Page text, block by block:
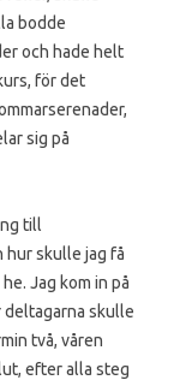
bodde
och hade helt
för det
sig på
till
hur skulle jag få
Jag kom in på
deltagarna skulle
två, våren
efter alla steg